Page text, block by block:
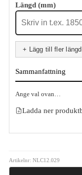
Längd (mm)
+ Lägg till fler
Sammanfattning
Ange val ovan…
Ladda ner
Artikelnr: NLC12.029